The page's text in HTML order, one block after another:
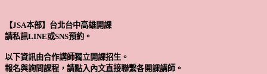
【JSA本部】台北台中高雄開課
請私訊LINE或SNS預約。
以下資訊由合作講師獨立開課招生。
報名與詢問課程，請點入內文直接聯繫各開課講師。